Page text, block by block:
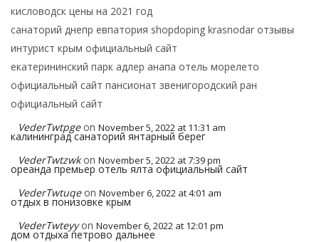
кисловодск цены на 2021 год
санаторий днепр евпатория shopdoping krasnodar отзывы
интурист крым официальный сайт
екатерининский парк адлер анапа отель морелето
официальный сайт пансионат звенигородский ран
официальный сайт
VederTwtpge on November 5, 2022 at 11:31 am
калининград санаторий янтарный берег
VederTwtzwk on November 5, 2022 at 7:39 pm
ореанда премьер отель ялта официальный сайт
VederTwtuqe on November 6, 2022 at 4:01 am
отдых в понизовке крым
VederTwteyy on November 6, 2022 at 12:01 pm
дом отдыха петрово дальнее